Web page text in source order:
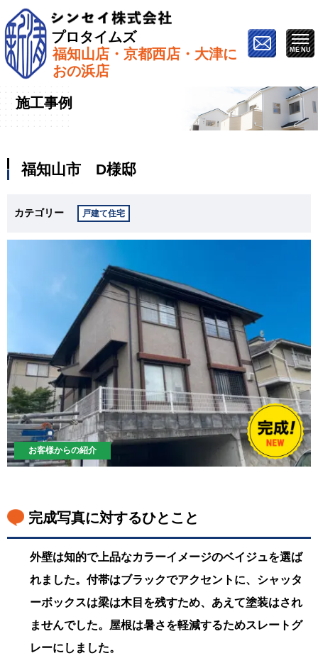
プロタイムズ
福知山店・京都西店・大津に
おの浜店
ホーム»施工事例»福知山市 D様邸
施工事例
福知山市 D様邸
カテゴリー 戸建て住宅
お客様からの紹介
完成写真に対するひとこと
外壁は知的で上品なカラーイメージのベイジュを選ば
れました。付帯はブラックでアクセントに、シャッタ
ーボックスは梁は木目を残すため、あえて塗装はされ
ませんでした。屋根は暑さを軽減するためスレートグ
レーにしました。